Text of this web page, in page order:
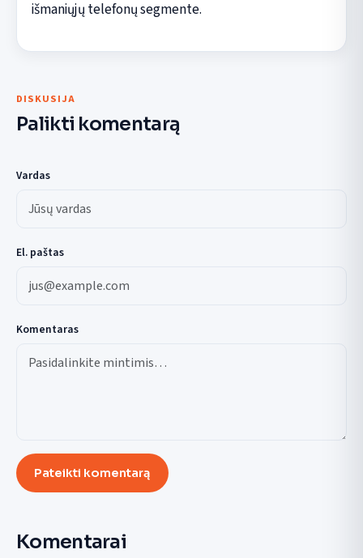
išmaniųjų telefonų segmente.
DISKUSIJA
Palikti komentarą
Vardas
El. paštas
Komentaras
Pateikti komentarą
Komentarai